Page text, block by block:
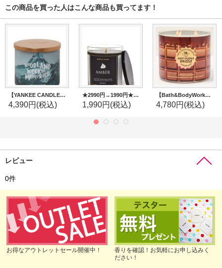
この商品を買った人はこんな商品も買ってます！
【YANKEE CANDLE/ヤンキーキャンドル】3-wickキャンドル（14.5oz）：ウッドランドウィークエンドメモリーズ
4,390円(税込)
★2990円→1990円★【Bath&BodyWorks】シグネチャー1-wickキャンドル（8oz）：アンバー
1,990円(税込)
【Bath&BodyWorks】3-wickキャンドル（14.5oz）：ホットファッジドリズル
4,780円(税込)
レビュー
0件
お得なアウトレットセール開催中！
香りを確認！お気軽にお申し込みく
ださい！